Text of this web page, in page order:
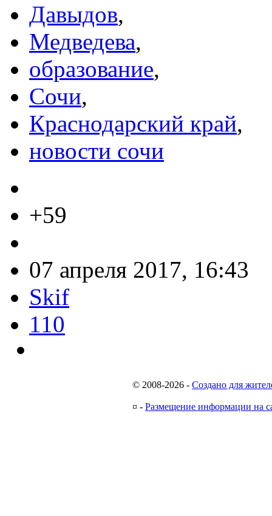
Давыдов,
Медведева,
образование,
Сочи,
Краснодарский край,
новости сочи
+59
07 апреля 2017, 16:43
Skif
110
© 2008-2026 - Создано для
¤ - Размещение информации на